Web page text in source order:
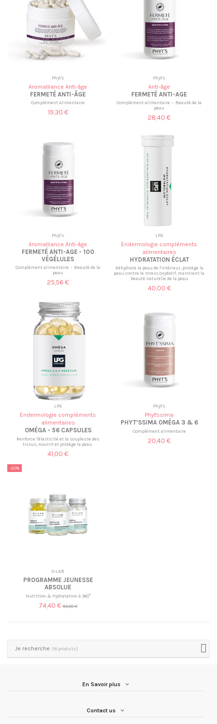
Phyt's
Aromalliance Anti-âge
FERMETÉ ANTI-ÂGE
Complément Alimentaire
19,30 €
Phyt's
Anti-âge
FERMETÉ ANTI-AGE
Complément alimentaire - Beauté de la
peau
28,40 €
Phyt's
Aromalliance Anti-âge
FERMETÉ ANTI-AGE - 100
VÉGÉLULES
Complément alimentaire - Beauté de la
peau
25,56 €
LPG
Endermologie compléments
alimentaires
HYDRATATION ÉCLAT
Réhydrate la peau de l'intérieur, protège la
peau contre le stress oxydatif, maintient la
beauté naturelle de la peau
40,00 €
LPG
Endermologie compléments
alimentaires
OMÉGA - 56 CAPSULES
Renforce l'élasticité et la souplesse des
tissus, nourrit et protège la peau
41,00 €
Phyt's
Phyt'ssima
PHYT’SSIMA OMÉGA 3 & 6
Complément alimentaire
20,40 €
-20%
D-LAB
PROGRAMME JEUNESSE
ABSOLUE
Nutrition & Hydratation à 360°
74,40 € 93,00 €
Je recherche (18 produits)
En Savoir plus
Contact us